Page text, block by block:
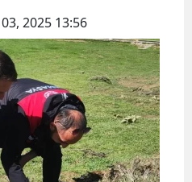
03, 2025 13:56